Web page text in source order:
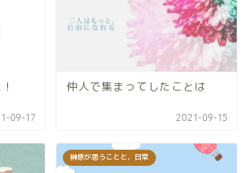
09-17
仲人で集まってしたことは
2021-09-15
榊原が思うことと、日常